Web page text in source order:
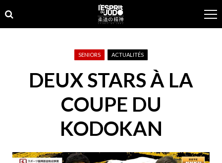
to
navigation
to
content
SENIORS ACTUALITÉS
DEUX STARS À LA
COUPE DU
KODOKAN